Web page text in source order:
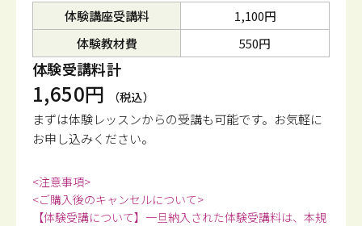
体験講座受講料
1,100円
体験教材費
550円
体験受講料計
1,650円 （税込）
まずは体験レッスンからの受講も可能です。 お気軽に
お申し込みください。
<注意事項>
<ご購入後のキャンセルについて>
【体験受講について】一旦納入された体験受講料は、本規